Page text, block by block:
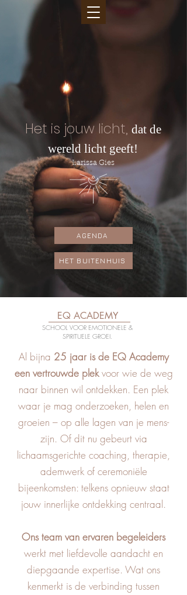
Het is jouw licht, dat de
wereld licht geeft!
Larissa Gies
AGENDA
HET BUITENHUIS
EQ ACADEMY
SCHOOL VOOR EMOTIONELE &
SPIRITUELE GROEI.
Al bijna 25 jaar is de EQ Academy
een vertrouwde plekvoor wie de weg
naar binnen wil ontdekken. Een plek
waar je mag onderzoeken, helen en
groeien – op alle lagen van je mens-
zijn. Of dit nu gebeurt via
lichaamsgerichte coaching, therapie,
ademwerk of ceremoniële
bijeenkomsten: telkens opnieuw staat
jouw innerlijke ontdekking centraal.
Ons team van ervaren begeleiders
werkt met liefdevolle aandacht en
diepgaande expertise. Wat ons
kenmerkt is de verbinding tussen